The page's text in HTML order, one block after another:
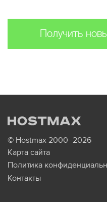
Получить
© Hostmax 2000–2026
Карта сайта
Политика
Контакты